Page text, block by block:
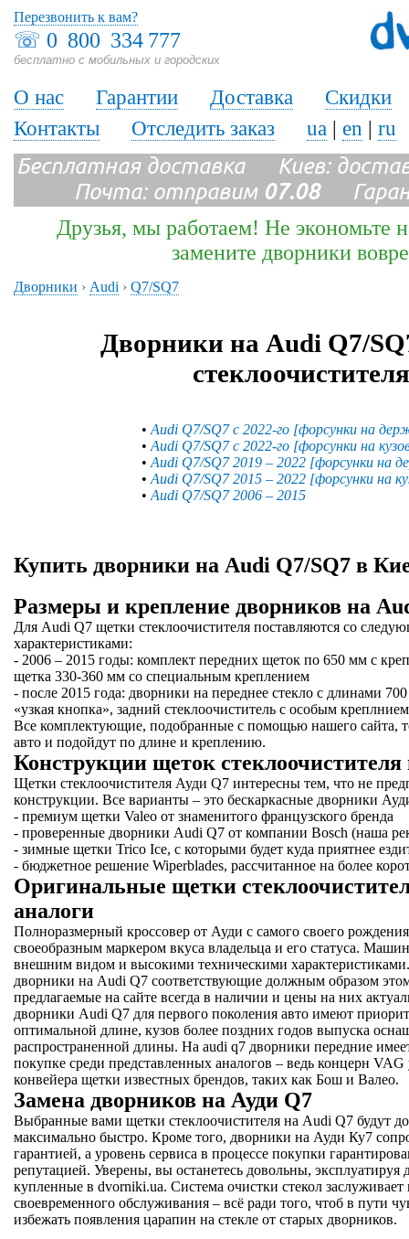
☏ 0 800 334 777
бесплатно с мобильных и городских
Перезвонить к вам?
О нас Гарантии Доставка
Скидки
Контакты
Отследить заказ ua | en | ru
Бесплатная доставка Киев:
Почта: отправим 07.08
Друзья, мы работаем! Не экономьте
замените дворники
Дворники › Audi › Q7/SQ7
Дворники на Audi Q7/
• Audi Q7/SQ7 с 2022-го [форсунки на
• Audi Q7/SQ7 с 2022-го [форсунки на
• Audi Q7/SQ7 2019 – 2022 [форсунки на
• Audi Q7/SQ7 2015 – 2022 [форсунки на
• Audi Q7/SQ7 2006 – 2015
Купить дворники на Audi Q7/SQ7 в
Размеры и крепление дворников на
Для Audi Q7 щетки стеклоочистителя поставляются со
характеристиками:
- 2006 – 2015 годы: комплект передних щеток по 650 мм с
щетка 330-360 мм со специальным креплением
- после 2015 года: дворники на переднее стекло с длинами
«узкая кнопка», задний стеклоочиститель с особым
Все комплектующие, подобранные с помощью нашего сайта,
авто и подойдут по длине и креплению.
Конструкции щеток стеклоочистителя
Щетки стеклоочистителя Ауди Q7 интересны тем, что не
конструкции. Все варианты – это бескаркасные дворники
- премиум щетки Valeo от знаменитого французского бренда
- проверенные дворники Audi Q7 от компании Bosch (наша
- зимные щетки Trico Ice, с которыми будет куда приятнее
- бюджетное решение Wiperblades, рассчитанное на более
Оригинальные щетки
аналоги
Полноразмерный кроссовер от Ауди с самого своего рождения
своеобразным маркером вкуса владельца и его статуса.
внешним видом и высокими техническими
дворники на Audi Q7 соответствующие должным образом
предлагаемые на сайте всегда в наличии и цены на них
дворники Audi Q7 для первого поколения авто имеют
оптимальной длине, кузов более поздних годов выпуска
распространенной длины. На audi q7 дворники передние
покупке среди представленных аналогов – ведь концерн
конвейера щетки известных брендов, таких как Бош и Валео.
Замена дворников на Ауди Q7
Выбранные вами щетки стеклоочистителя на Audi Q7 будут
максимально быстро. Кроме того, дворники на Ауди Ку7
гарантией, а уровень сервиса в процессе покупки
репутацией. Уверены, вы останетесь довольны,
купленные в dvorniki.ua. Система очистки стекол
своевременного обслуживания – всё ради того, чтоб в пути
избежать появления царапин на стекле от старых дворников.